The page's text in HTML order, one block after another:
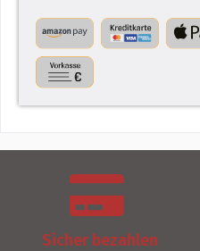
Sicher bezahlen